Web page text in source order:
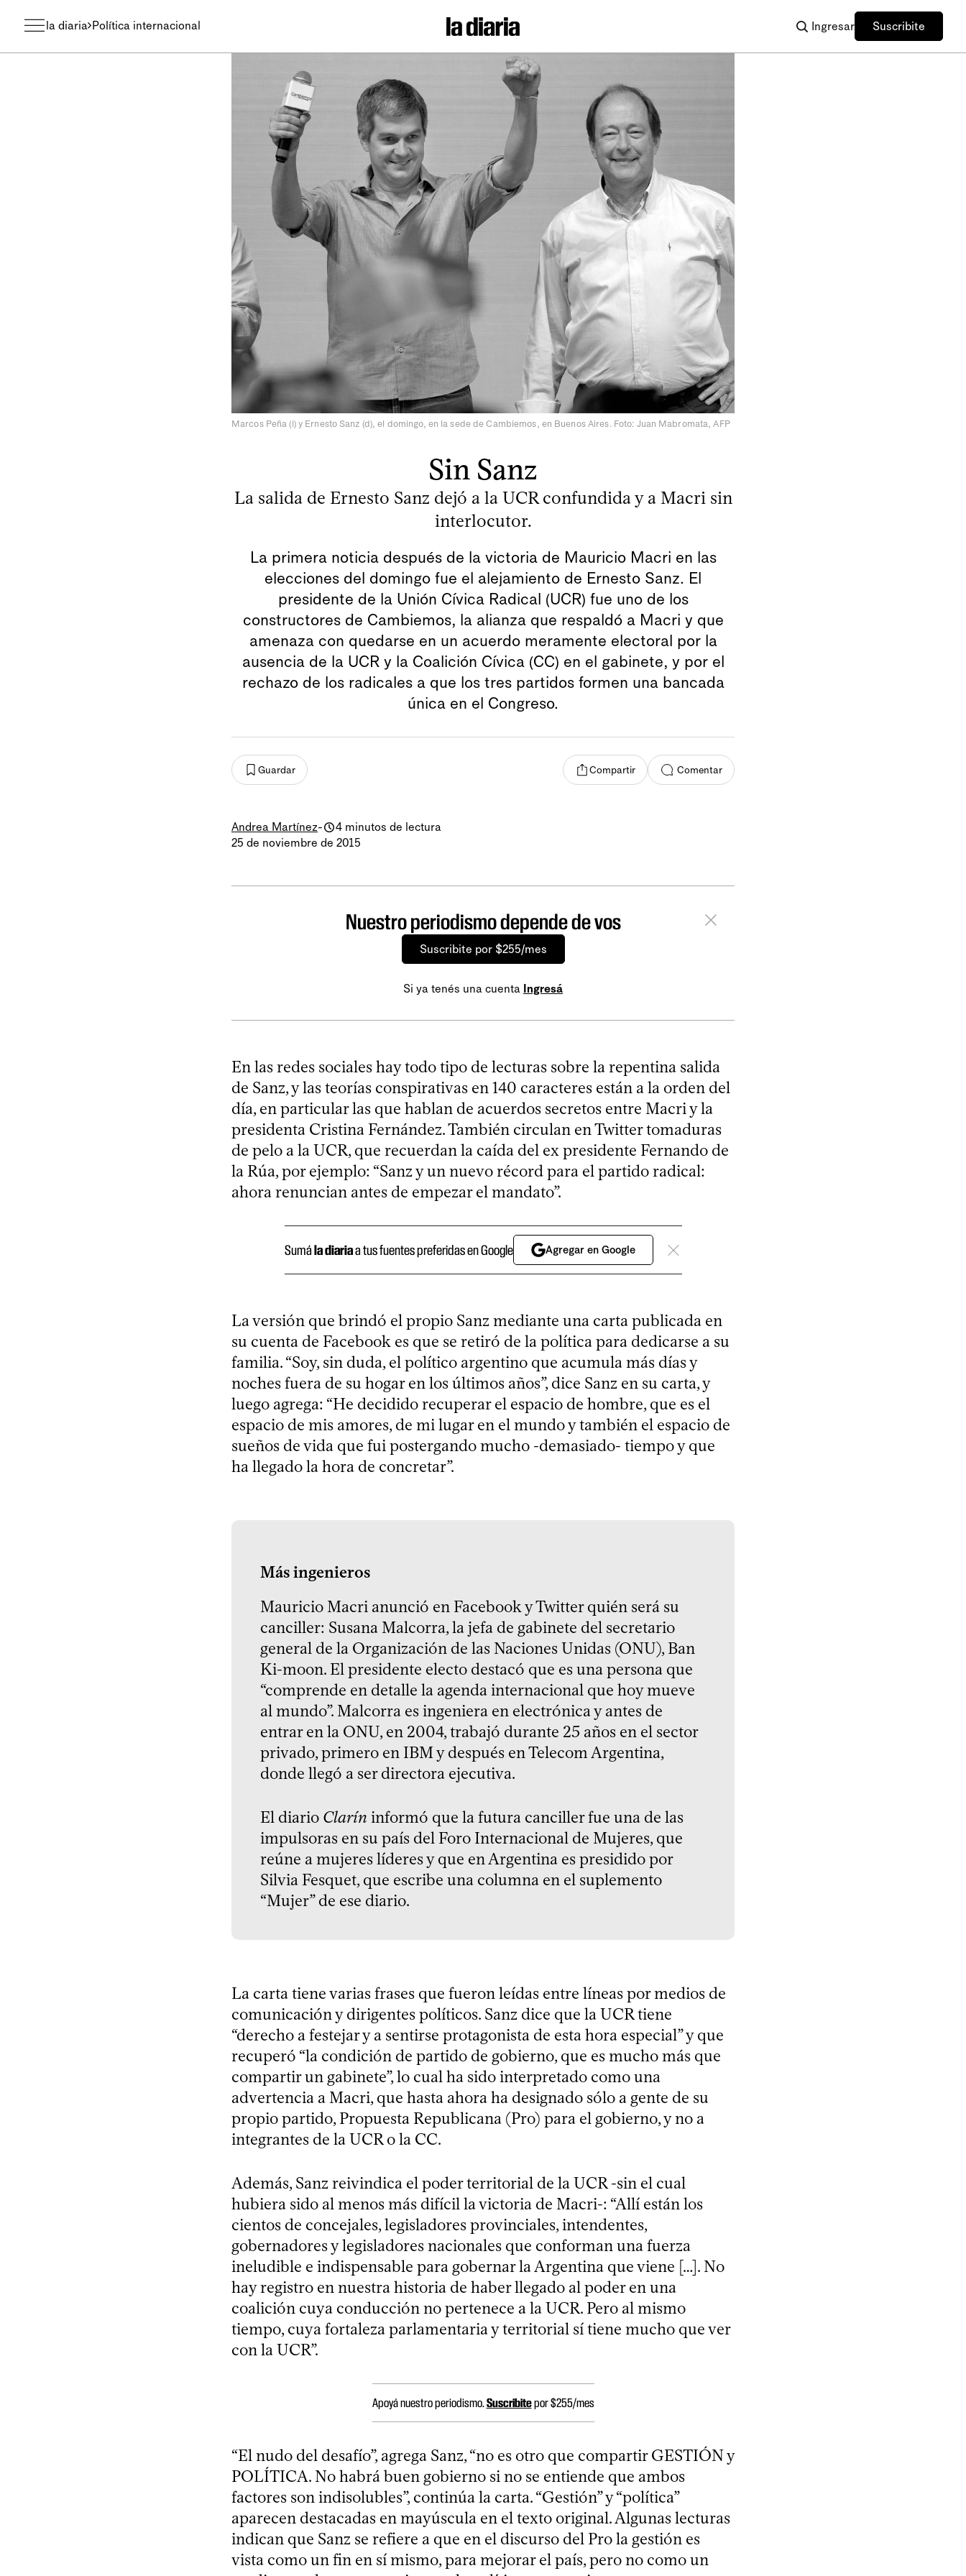
la diaria Política internacional Ingresar Suscribite
Marcos Peña (i) y Ernesto Sanz (d), el domingo, en la sede de Cambiemos, en Buenos Aires. Foto: Juan Mabromata, AFP
Sin Sanz
La salida de Ernesto Sanz dejó a la UCR confundida y a Macri sin
interlocutor.
La primera noticia después de la victoria de Mauricio Macri en las
elecciones del domingo fue el alejamiento de Ernesto Sanz. El
presidente de la Unión Cívica Radical (UCR) fue uno de los
constructores de Cambiemos, la alianza que respaldó a Macri y que
amenaza con quedarse en un acuerdo meramente electoral por la
ausencia de la UCR y la Coalición Cívica (CC) en el gabinete, y por el
rechazo de los radicales a que los tres partidos formen una bancada
única en el Congreso.
Guardar Compartir Comentar
Andrea Martínez-
4 minutos de lectura
25 de noviembre de 2015
Nuestro periodismo depende de vos
Suscribite por $255/mes
Si ya tenés una cuenta Ingresá
En las redes sociales hay todo tipo de lecturas sobre la repentina salida
de Sanz, y las teorías conspirativas en 140 caracteres están a la orden del
día, en particular las que hablan de acuerdos secretos entre Macri y la
presidenta Cristina Fernández. También circulan en Twitter tomaduras
de pelo a la UCR, que recuerdan la caída del ex presidente Fernando de
la Rúa, por ejemplo: “Sanz y un nuevo récord para el partido radical:
ahora renuncian antes de empezar el mandato”.
Sumála diariaa tus fuentes preferidas en Google Agregar en Google
La versión que brindó el propio Sanz mediante una carta publicada en
su cuenta de Facebook es que se retiró de la política para dedicarse a su
familia. “Soy, sin duda, el político argentino que acumula más días y
noches fuera de su hogar en los últimos años”, dice Sanz en su carta, y
luego agrega: “He decidido recuperar el espacio de hombre, que es el
espacio de mis amores, de mi lugar en el mundo y también el espacio de
sueños de vida que fui postergando mucho -demasiado- tiempo y que
ha llegado la hora de concretar”.
Más ingenieros
Mauricio Macri anunció en Facebook y Twitter quién será su
canciller: Susana Malcorra, la jefa de gabinete del secretario
general de la Organización de las Naciones Unidas (ONU), Ban
Ki-moon. El presidente electo destacó que es una persona que
“comprende en detalle la agenda internacional que hoy mueve
al mundo”. Malcorra es ingeniera en electrónica y antes de
entrar en la ONU, en 2004, trabajó durante 25 años en el sector
privado, primero en IBM y después en Telecom Argentina,
donde llegó a ser directora ejecutiva.
El diario Clarín informó que la futura canciller fue una de las
impulsoras en su país del Foro Internacional de Mujeres, que
reúne a mujeres líderes y que en Argentina es presidido por
Silvia Fesquet, que escribe una columna en el suplemento
“Mujer” de ese diario.
La carta tiene varias frases que fueron leídas entre líneas por medios de
comunicación y dirigentes políticos. Sanz dice que la UCR tiene
“derecho a festejar y a sentirse protagonista de esta hora especial” y que
recuperó “la condición de partido de gobierno, que es mucho más que
compartir un gabinete”, lo cual ha sido interpretado como una
advertencia a Macri, que hasta ahora ha designado sólo a gente de su
propio partido, Propuesta Republicana (Pro) para el gobierno, y no a
integrantes de la UCR o la CC.
Además, Sanz reivindica el poder territorial de la UCR -sin el cual
hubiera sido al menos más difícil la victoria de Macri-: “Allí están los
cientos de concejales, legisladores provinciales, intendentes,
gobernadores y legisladores nacionales que conforman una fuerza
ineludible e indispensable para gobernar la Argentina que viene […]. No
hay registro en nuestra historia de haber llegado al poder en una
coalición cuya conducción no pertenece a la UCR. Pero al mismo
tiempo, cuya fortaleza parlamentaria y territorial sí tiene mucho que ver
con la UCR”.
Apoyá nuestro periodismo.Suscribitepor $255/mes
“El nudo del desafío”, agrega Sanz, “no es otro que compartir GESTIÓN y
POLÍTICA. No habrá buen gobierno si no se entiende que ambos
factores son indisolubles”, continúa la carta. “Gestión” y “política”
aparecen destacadas en mayúscula en el texto original. Algunas lecturas
indican que Sanz se refiere a que en el discurso del Pro la gestión es
vista como un fin en sí mismo, para mejorar el país, pero no como un